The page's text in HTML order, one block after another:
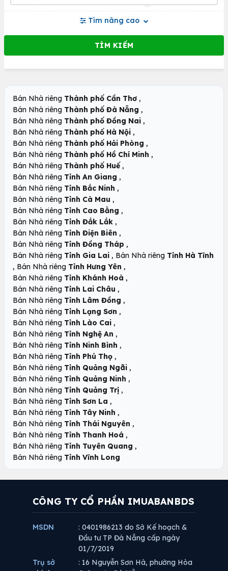
Tìm nâng cao
Bán Nhà riêng Thành phố Cần Thơ ,
Bán Nhà riêng Thành phố Đà Nẵng ,
Bán Nhà riêng Thành phố Đồng Nai ,
Bán Nhà riêng Thành phố Hà Nội ,
Bán Nhà riêng Thành phố Hải Phòng ,
Bán Nhà riêng Thành phố Hồ Chí Minh ,
Bán Nhà riêng Thành phố Huế ,
Bán Nhà riêng Tỉnh An Giang ,
Bán Nhà riêng Tỉnh Bắc Ninh ,
Bán Nhà riêng Tỉnh Cà Mau ,
Bán Nhà riêng Tỉnh Cao Bằng ,
Bán Nhà riêng Tỉnh Đắk Lắk ,
Bán Nhà riêng Tỉnh Điện Biên ,
Bán Nhà riêng Tỉnh Đồng Tháp ,
Bán Nhà riêng Tỉnh Gia Lai , Bán Nhà riêng Tỉnh Hà Tĩnh
, Bán Nhà riêng Tỉnh Hưng Yên ,
Bán Nhà riêng Tỉnh Khánh Hoà ,
Bán Nhà riêng Tỉnh Lai Châu ,
Bán Nhà riêng Tỉnh Lâm Đồng ,
Bán Nhà riêng Tỉnh Lạng Sơn ,
Bán Nhà riêng Tỉnh Lào Cai ,
Bán Nhà riêng Tỉnh Nghệ An ,
Bán Nhà riêng Tỉnh Ninh Bình ,
Bán Nhà riêng Tỉnh Phú Thọ ,
Bán Nhà riêng Tỉnh Quảng Ngãi ,
Bán Nhà riêng Tỉnh Quảng Ninh ,
Bán Nhà riêng Tỉnh Quảng Trị ,
Bán Nhà riêng Tỉnh Sơn La ,
Bán Nhà riêng Tỉnh Tây Ninh ,
Bán Nhà riêng Tỉnh Thái Nguyên ,
Bán Nhà riêng Tỉnh Thanh Hoá ,
Bán Nhà riêng Tỉnh Tuyên Quang ,
Bán Nhà riêng Tỉnh Vĩnh Long
CÔNG TY CỔ PHẦN IMUABANBDS
MSDN
: 0401986213 do Sở Kế hoạch &
Đầu tư TP Đà Nẵng cấp ngày
01/7/2019
Trụ sở
: 16 Nguyễn Sơn Hà, phường Hòa